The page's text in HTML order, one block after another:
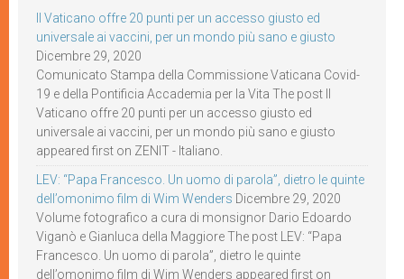
Il Vaticano offre 20 punti per un accesso giusto ed
universale ai vaccini, per un mondo più sano e giusto
Dicembre 29, 2020
Comunicato Stampa della Commissione Vaticana Covid-
19 e della Pontificia Accademia per la Vita The post Il
Vaticano offre 20 punti per un accesso giusto ed
universale ai vaccini, per un mondo più sano e giusto
appeared first on ZENIT - Italiano.
LEV: “Papa Francesco. Un uomo di parola”, dietro le quinte
dell’omonimo film di Wim Wenders Dicembre 29, 2020
Volume fotografico a cura di monsignor Dario Edoardo
Viganò e Gianluca della Maggiore The post LEV: “Papa
Francesco. Un uomo di parola”, dietro le quinte
dell’omonimo film di Wim Wenders appeared first on